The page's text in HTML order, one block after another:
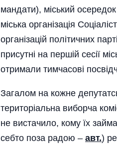
мандати), міський
міська організація
організацій політичних
присутні на першій сесії
отримали тимчасові
Загалом на кожне
територіальна виборча
не вистачило, кому їх
себто поза радою – авт.)